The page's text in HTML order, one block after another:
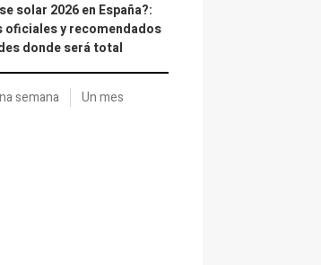
solar 2026 en España?:
oficiales y recomendados
donde será total
semana Un mes